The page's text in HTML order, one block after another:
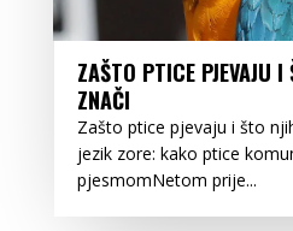
ZAŠTO PTICE PJEVAJU I
ZNAČI
Zašto ptice pjevaju i što
jezik zore: kako ptice
pjesmomNetom prije...